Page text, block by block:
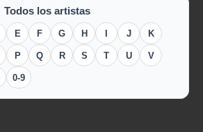
Todos los artistas
E F G H I J K
P Q R S T U V
0-9